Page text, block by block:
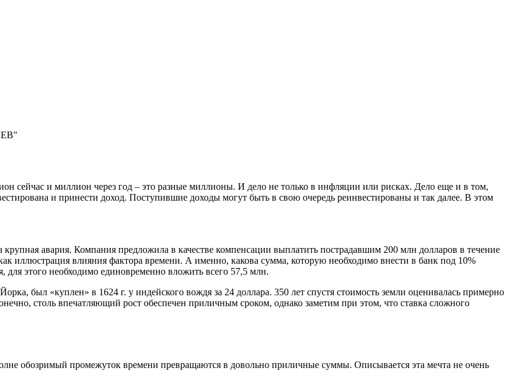
сейчас и миллион через год – это разные миллионы. И дело не только в инфляции или рисках. Дело еще и в том,
и принести доход. Поступившие доходы могут быть в свою очередь реинвестированы и так далее. В этом
авария. Компания предложила в качестве компенсации выплатить пострадавшим 200 млн долларов в течение
иллюстрация влияния фактора времени. А именно, какова сумма, которую необходимо внести в банк под 10%
для этого необходимо единовременно вложить всего 57,5 млн.
был «куплен» в 1624 г. у индейского вождя за 24 доллара. 350 лет спустя стоимость земли оценивалась примерно
столь впечатляющий рост обеспечен приличным сроком, однако заметим при этом, что ставка сложного
обозримый промежуток времени превращаются в довольно приличные суммы. Описывается эта мечта не очень